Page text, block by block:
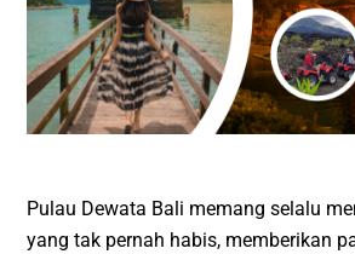
Pulau Dewata Bali memang selalu
yang tak pernah habis, memberikan